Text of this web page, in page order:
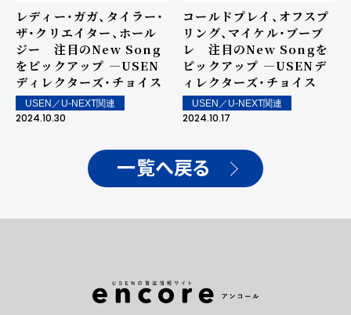
レディー・ガガ、タイラー・
ザ・クリエイター、ホール
ジー 注目のNew Song
をピックアップ ―USEN
ディレクターズ・チョイス
USEN／U-NEXT関連
2024.10.30
コールドプレイ、オフスプ
リング、マイケル・ブーブ
レ 注目のNew Songを
ピックアップ ―USENデ
ィレクターズ・チョイス
USEN／U-NEXT関連
2024.10.17
一覧へ戻る